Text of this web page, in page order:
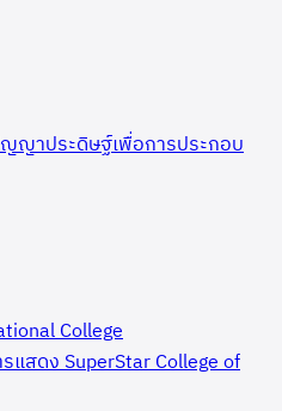
ญญาประดิษฐ์เพื่อการประกอบ
College
แสดง SuperStar College of